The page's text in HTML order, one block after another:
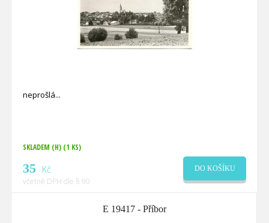
neprošlá
SKLADEM (H) (1 KS)
35 Kč
včetně DPH dle § 90
DO KOŠÍKU
E 19417 - Příbor